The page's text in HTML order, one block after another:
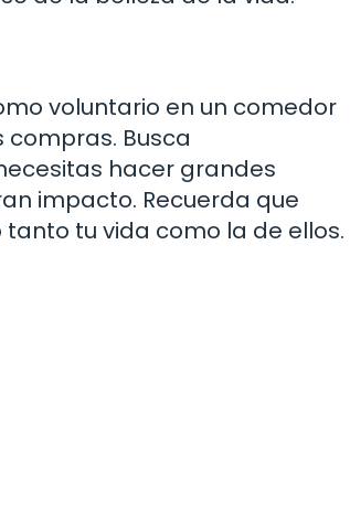
voluntario en un comedor
Busca
hacer grandes
impacto. Recuerda que
tu vida como la de ellos.